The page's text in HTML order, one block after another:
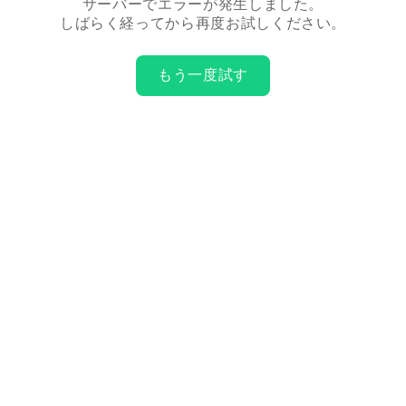
サーバーでエラーが発生しました。
しばらく経ってから再度お試しください。
もう一度試す